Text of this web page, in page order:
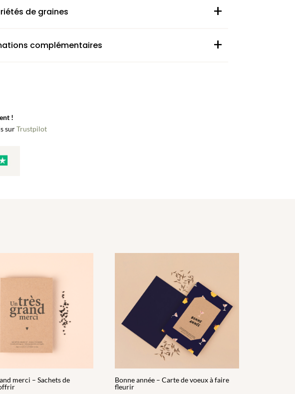
de graines +
complémentaires +
!
surTrustpilot
merci – Sachets de
Bonne année – Carte de voeux à faire
fleurir